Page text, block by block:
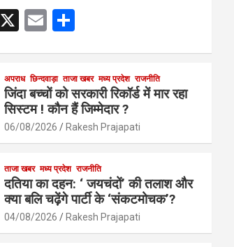
X
E
e
अपराध छिन्दवाड़ा ताजा खबर मध्य प्रदेश राजनीति
जिंदा बच्चों को सरकारी रिकॉर्ड में मार रहा
सिस्टम ! कौन हैं जिम्मेदार ?
06/08/2026 Rakesh Prajapati
ताजा खबर मध्य प्रदेश राजनीति
दतिया का दहन: ‘ जयचंदों’ की तलाश और
क्या बलि चढ़ेंगे पार्टी के ‘संकटमोचक’?
04/08/2026 Rakesh Prajapati